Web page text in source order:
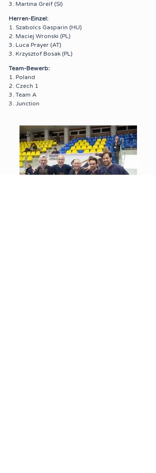
3. Martina Greif (SI)
Herren-Einzel:
1. Szabolcs Gasparin (HU)
2. Maciej Wronski (PL)
3. Luca Prayer (AT)
3. Krzysztof Bosak (PL)
Team-Bewerb:
1. Poland
2. Czech 1
3. Team A
3. Junction